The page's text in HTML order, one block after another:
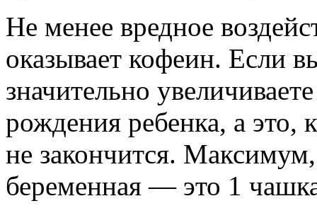
Не менее вредное
оказывает кофеин. Если
значительно
рождения ребенка, а это,
не закончится.
беременная — это 1